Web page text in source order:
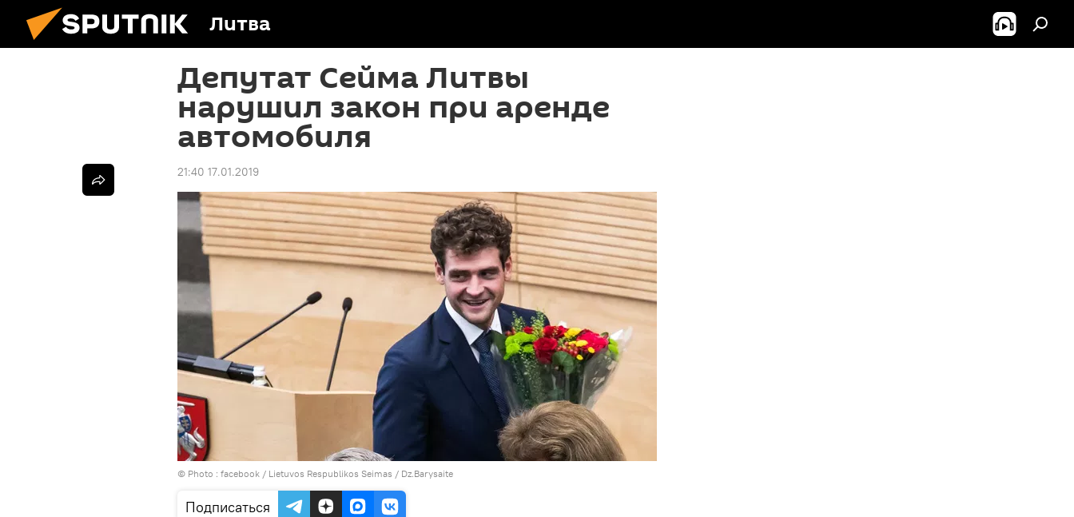
Литва
Депутат Сейма Литвы
нарушил закон при аренде
автомобиля
21:40 17.01.2019
© Photo : facebook / Lietuvos Respublikos Seimas / Dz.Barysaite
Подписаться